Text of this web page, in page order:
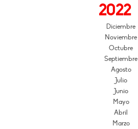
2022
Diciembre
Noviembre
Octubre
Septiembre
Agosto
Julio
Junio
Mayo
Abril
Marzo